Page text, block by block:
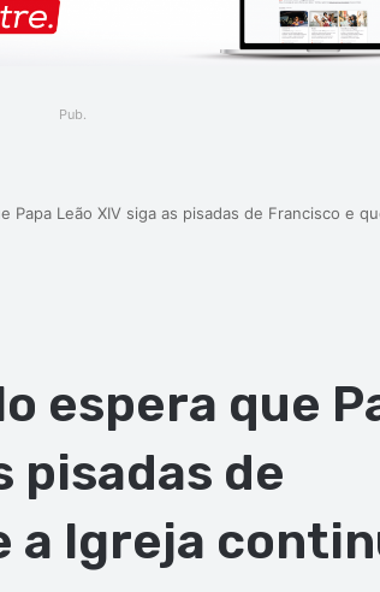
Pub.
Papa Leão XIV siga as pisadas de Francisco e
espera que
pisadas de
a Igreja